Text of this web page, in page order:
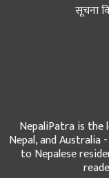
सूचना
NepaliPatra is the
Nepal, and Australia
to Nepalese